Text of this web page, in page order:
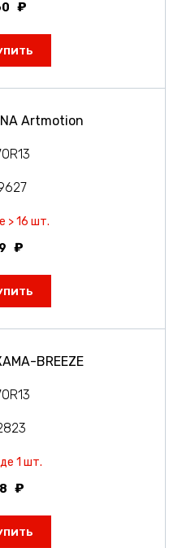
Artmotion
> 16 шт.
BREEZE
1 шт.